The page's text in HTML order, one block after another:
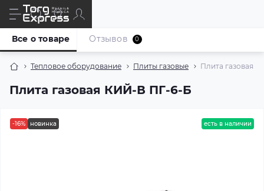
Тепловое оборудование Плиты газовые Плита газовая
Плита газовая КИЙ-В ПГ-6-Б
Все о товаре Отзывов 0
-16% новинка есть в наличии